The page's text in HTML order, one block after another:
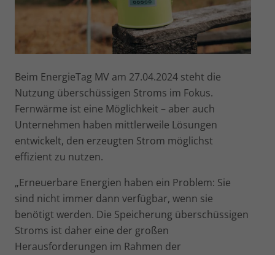
Beim EnergieTag MV am 27.04.2024 steht die
Nutzung überschüssigen Stroms im Fokus.
Fernwärme ist eine Möglichkeit – aber auch
Unternehmen haben mittlerweile Lösungen
entwickelt, den erzeugten Strom möglichst
effizient zu nutzen.
„Erneuerbare Energien haben ein Problem: Sie
sind nicht immer dann verfügbar, wenn sie
benötigt werden. Die Speicherung überschüssigen
Stroms ist daher eine der großen
Herausforderungen im Rahmen der